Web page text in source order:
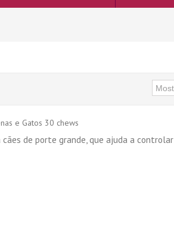
e Gatos 30 chews
de porte grande, que ajuda a controlar